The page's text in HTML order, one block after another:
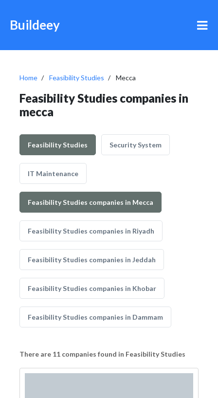
Buildeey
Home Feasibility Studies Mecca
Feasibility Studies companies in
mecca
Feasibility Studies Security System
IT Maintenance
Feasibility Studies companies in Mecca
Feasibility Studies companies in Riyadh
Feasibility Studies companies in Jeddah
Feasibility Studies companies in Khobar
Feasibility Studies companies in Dammam
There are 11 companies found in Feasibility Studies